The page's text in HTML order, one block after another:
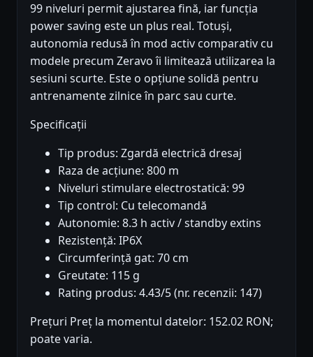
99 niveluri permit ajustarea fină, iar funcția
power saving este un plus real. Totuși,
autonomia redusă în mod activ comparativ cu
modele precum Zeravo îi limitează utilizarea la
sesiuni scurte. Este o opțiune solidă pentru
antrenamente zilnice în parc sau curte.
Specificații
Tip produs: Zgardă electrică dresaj
Raza de acțiune: 800 m
Niveluri stimulare electrostatică: 99
Tip control: Cu telecomandă
Autonomie: 8.3 h activ / standby extins
Rezistență: IP6X
Circumferință gat: 70 cm
Greutate: 115 g
Rating produs: 4.43/5 (nr. recenzii: 147)
Prețuri Preț la momentul datelor: 152.02 RON;
poate varia.